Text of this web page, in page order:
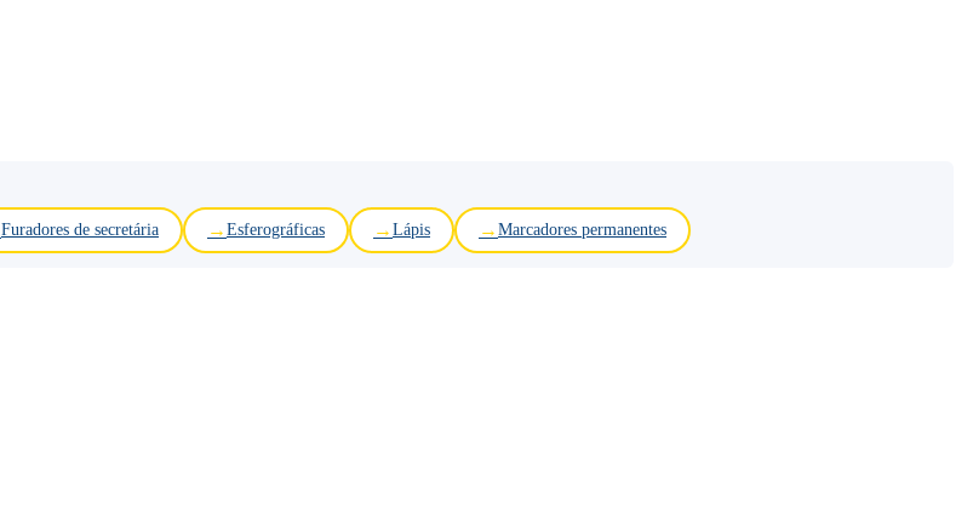
Furadores de secretária Esferográficas Lápis Marcadores permanentes